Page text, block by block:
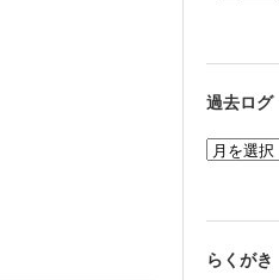
過去ログ
らくがき